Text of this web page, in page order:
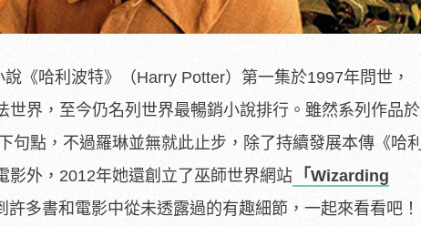
《哈利波特》（Harry Potter）第一集於1997年問世，
世界，至今仍名列世界最暢銷小說排行。雖然系列作品於
句點，不過羅琳並無就此止步，除了持續發展本傳《哈利
影外，2012年她還創立了巫師世界網站 「Wizarding
許多書和電影中從未透露過的有趣細節，一起來看看吧！